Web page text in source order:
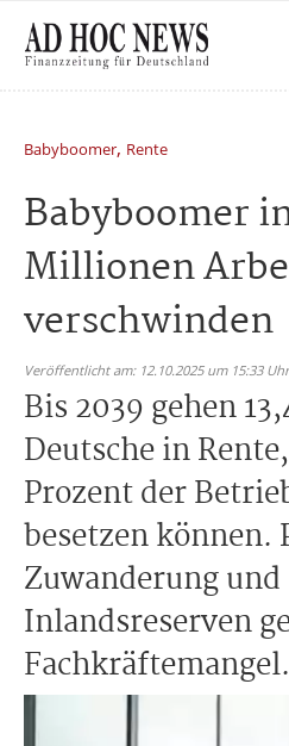
Babyboomer, Rente
Babyboomer
Millionen
verschwinden
Veröffentlicht am: 12.10.2025 um 15:33
Bis 2039 gehen
Deutsche in
Prozent der
besetzen
Zuwanderung und
Inlandsreserven
Fachkräftemangel.